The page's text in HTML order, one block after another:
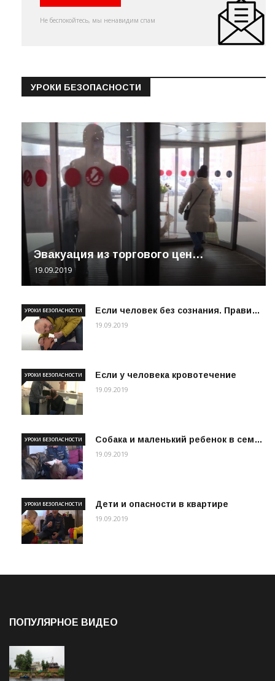
Не беспокойтесь, мы ненавидим спам
УРОКИ БЕЗОПАСНОСТИ
Эвакуация из торгового цен…
19.09.2019
Если человек без сознания. Прави…
УРОКИ БЕЗОПАСНОСТИ
19.09.2019
Если у человека кровотечение
УРОКИ БЕЗОПАСНОСТИ
19.09.2019
Собака и маленький ребенок в сем…
УРОКИ БЕЗОПАСНОСТИ
19.09.2019
Дети и опасности в квартире
УРОКИ БЕЗОПАСНОСТИ
19.09.2019
ПОПУЛЯРНОЕ ВИДЕО